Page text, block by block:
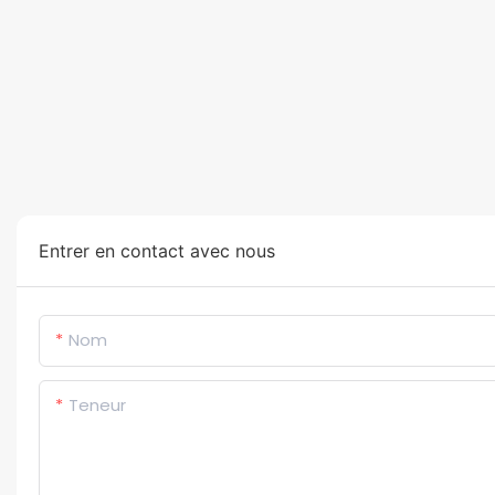
Entrer en contact avec nous
Nom
Teneur